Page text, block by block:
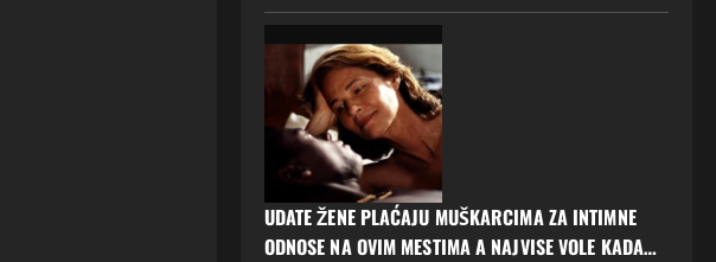
UDATE ŽENE PLAĆAJU MUŠKARCIMA ZA INTIMNE
ODNOSE NA OVIM MESTIMA A NAJVISE VOLE KADA…